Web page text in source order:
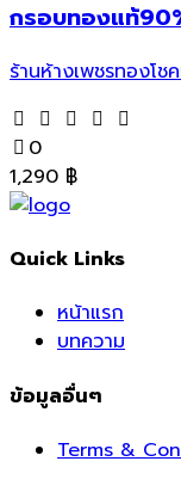
กรอบทองแท้
ร้านห้างเพชรทองโช
0
1,290 ฿
Quick Links
หน้าแรก
บทความ
ข้อมูลอื่นๆ
Terms &